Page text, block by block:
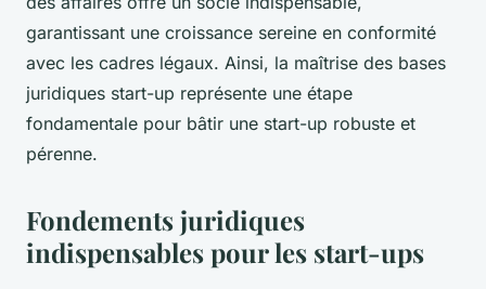
garantissant une croissance sereine en conformité
avec les cadres légaux. Ainsi, la maîtrise des bases
juridiques start-up représente une étape
fondamentale pour bâtir une start-up robuste et
pérenne.
Fondements juridiques
indispensables pour les start-ups